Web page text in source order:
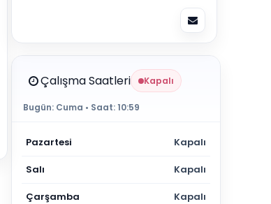
Çalışma Saatleri Kapalı
Bugün: Cuma • Saat:10:59
Pazartesi Kapalı
Salı Kapalı
Çarşamba Kapalı